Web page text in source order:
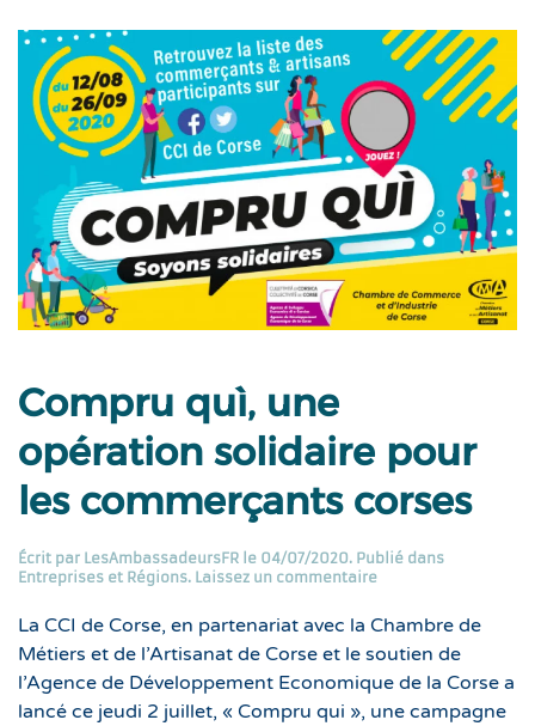
Compru quì, une
opération solidaire pour
les commerçants corses
Écrit par LesAmbassadeursFR le 04/07/2020. Publié dans
Entreprises et Régions. Laissez un commentaire
La CCI de Corse, en partenariat avec la Chambre de
Métiers et de l’Artisanat de Corse et le soutien de
l’Agence de Développement Economique de la Corse a
lancé ce jeudi 2 juillet, « Compru qui », une campagne